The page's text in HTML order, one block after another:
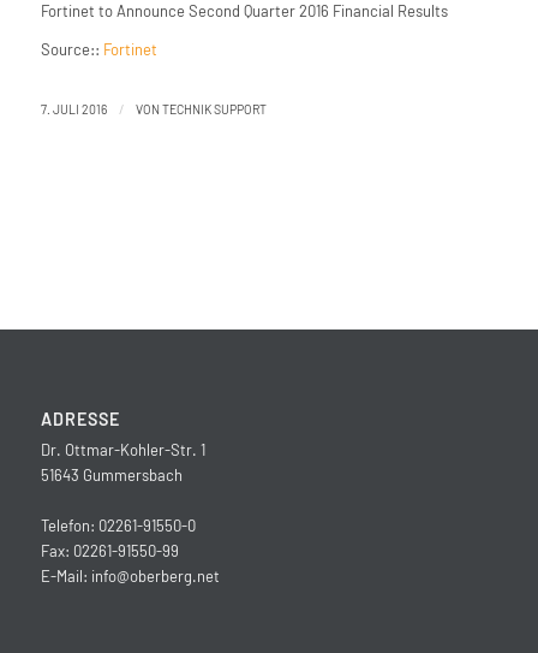
Fortinet to Announce Second Quarter 2016 Financial Results
Source:: Fortinet
7. JULI 2016 / VON TECHNIK SUPPORT
ADRESSE
Dr. Ottmar-Kohler-Str. 1
51643 Gummersbach
Telefon: 02261-91550-0
Fax: 02261-91550-99
E-Mail: info@oberberg.net